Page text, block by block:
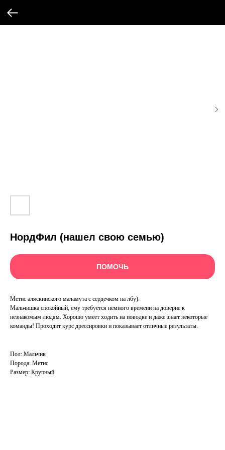
НордФил (нашел свою семью)
ПОМОЧЬ
Метис аляскинского маламута с сердечком на лбу).
Мальчишка спокойный, ему требуется немного времени на доверие к
незнакомым людям. Хорошо умеет ходить на поводке и даже знает некоторые
команды! Проходит курс дрессировки и показывает отличные результаты.
Пол: Мальчик
Порода: Метис
Размер: Крупный